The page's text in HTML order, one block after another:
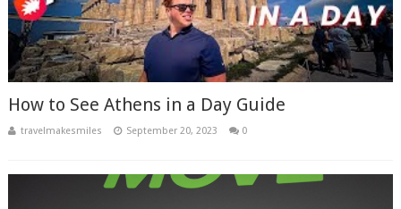
How to See Athens in a Day Guide
travelmakesmiles September 20, 2023 0